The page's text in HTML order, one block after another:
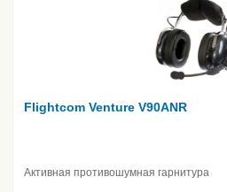
Flightcom Venture V90ANR
Активная противошумная гарнитура